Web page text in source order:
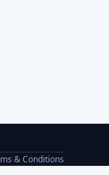
& Conditions